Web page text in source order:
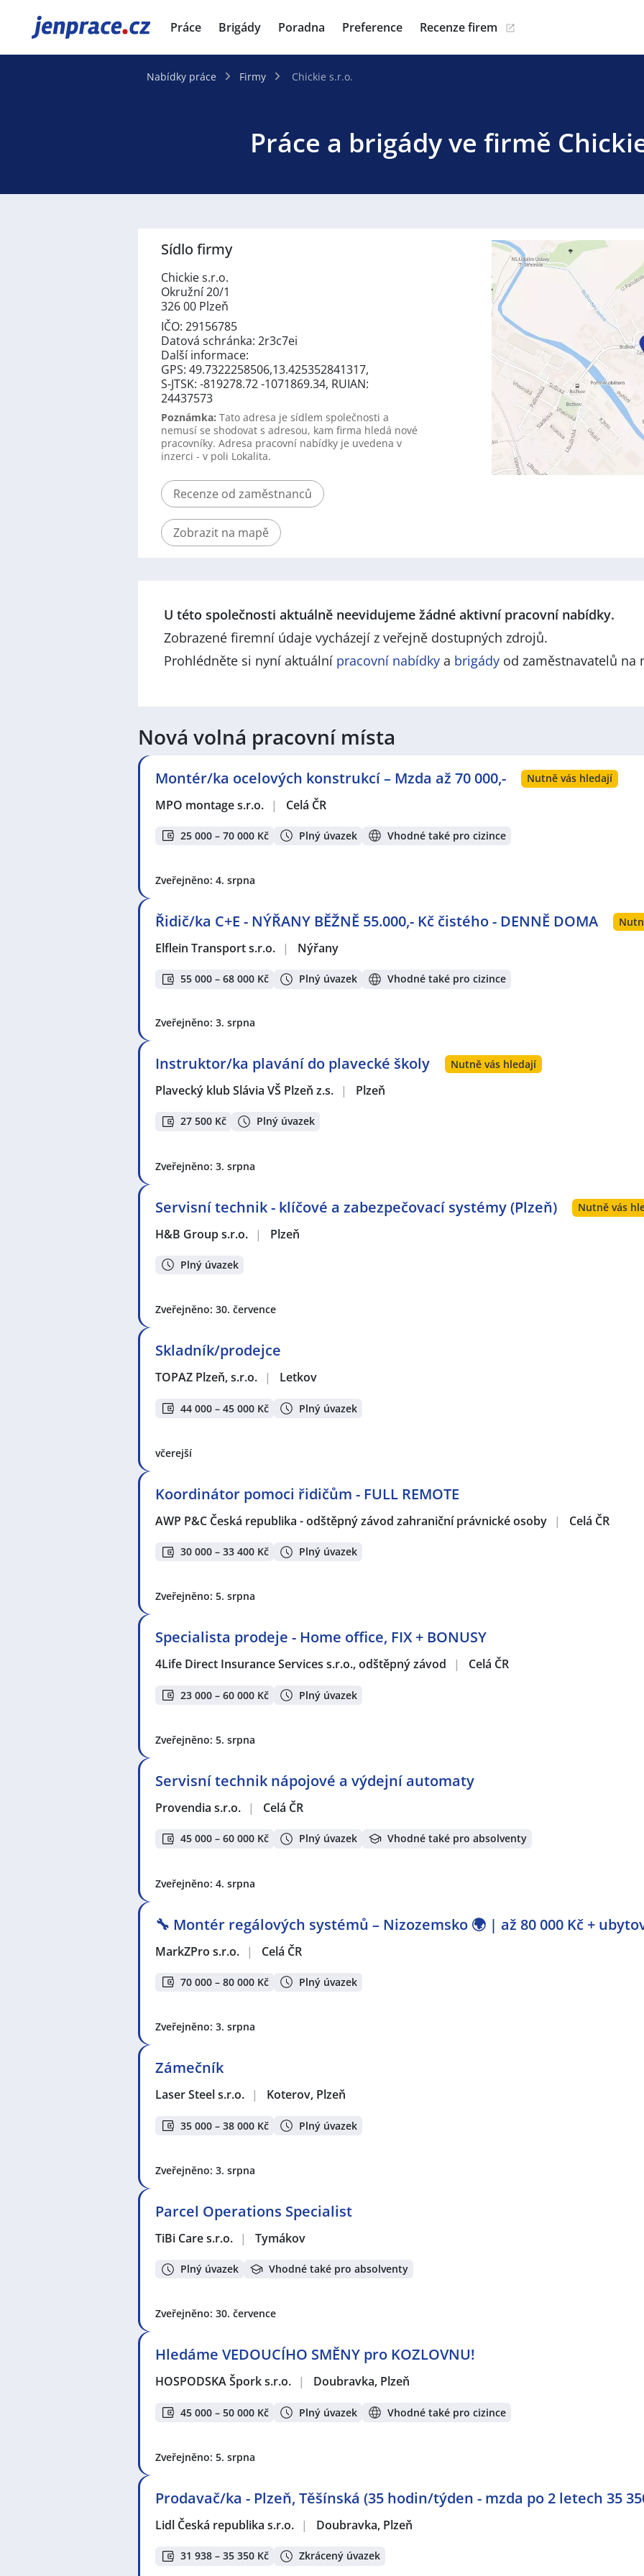
JenPráce.cz Práce Brigády Poradna Preference Recenze firem
Nabídky práce Firmy Chickie s.r.o.
Práce a brigády ve firmě
Sídlo firmy
Chickie s.r.o.
Okružní 20/1
326 00 Plzeň
IČO: 29156785
Datová schránka: 2r3c7ei
Další informace:
GPS: 49.7322258506,13.425352841317,
S-JTSK: -819278.72 -1071869.34, RUIAN:
24437573
Poznámka: Tato adresa je sídlem společnosti a
nemusí se shodovat s adresou, kam firma hledá nové
pracovníky. Adresa pracovní nabídky je uvedena v
inzerci - v poli Lokalita.
Recenze od zaměstnanců
Zobrazit na mapě
U této společnosti aktuálně neevidujeme žádné aktivní pracovní nabídky.
Zobrazené firemní údaje vycházejí z veřejně dostupných zdrojů.
Prohlédněte si nyní aktuální pracovní nabídky a brigády od zaměstnavatelů na
Nová volná pracovní místa
Montér/ka ocelových konstrukcí – Mzda až 70 000,- Nutně vás hledají
MPO montage s.r.o. | Celá ČR
25 000 – 70 000 Kč Plný úvazek Vhodné také pro cizince
Zveřejněno: 4. srpna
Řidič/ka C+E - NÝŘANY BĚŽNĚ 55.000,- Kč čistého - DENNĚ DOMA
Elflein Transport s.r.o. | Nýřany
55 000 – 68 000 Kč Plný úvazek Vhodné také pro cizince
Zveřejněno: 3. srpna
Instruktor/ka plavání do plavecké školy Nutně vás hledají
Plavecký klub Slávia VŠ Plzeň z.s. | Plzeň
27 500 Kč Plný úvazek
Zveřejněno: 3. srpna
Servisní technik - klíčové a zabezpečovací systémy (Plzeň) Nutně vás
H&B Group s.r.o. | Plzeň
Plný úvazek
Zveřejněno: 30. července
Skladník/prodejce
TOPAZ Plzeň, s.r.o. | Letkov
44 000 – 45 000 Kč Plný úvazek
včerejší
Koordinátor pomoci řidičům - FULL REMOTE
AWP P&C Česká republika - odštěpný závod zahraniční právnické osoby | Celá ČR
30 000 – 33 400 Kč Plný úvazek
Zveřejněno: 5. srpna
Specialista prodeje - Home office, FIX + BONUSY
4Life Direct Insurance Services s.r.o., odštěpný závod | Celá ČR
23 000 – 60 000 Kč Plný úvazek
Zveřejněno: 5. srpna
Servisní technik nápojové a výdejní automaty
Provendia s.r.o. | Celá ČR
45 000 – 60 000 Kč Plný úvazek Vhodné také pro absolventy
Zveřejněno: 4. srpna
🔧 Montér regálových systémů – Nizozemsko 🌍 | až 80 000 Kč +
MarkZPro s.r.o. | Celá ČR
70 000 – 80 000 Kč Plný úvazek
Zveřejněno: 3. srpna
Zámečník
Laser Steel s.r.o. | Koterov, Plzeň
35 000 – 38 000 Kč Plný úvazek
Zveřejněno: 3. srpna
Parcel Operations Specialist
TiBi Care s.r.o. | Tymákov
Plný úvazek Vhodné také pro absolventy
Zveřejněno: 30. července
Hledáme VEDOUCÍHO SMĚNY pro KOZLOVNU!
HOSPODSKA Špork s.r.o. | Doubravka, Plzeň
45 000 – 50 000 Kč Plný úvazek Vhodné také pro cizince
Zveřejněno: 5. srpna
Prodavač/ka - Plzeň, Těšínská (35 hodin/týden - mzda po 2 letech 35
Lidl Česká republika s.r.o. | Doubravka, Plzeň
31 938 – 35 350 Kč Zkrácený úvazek